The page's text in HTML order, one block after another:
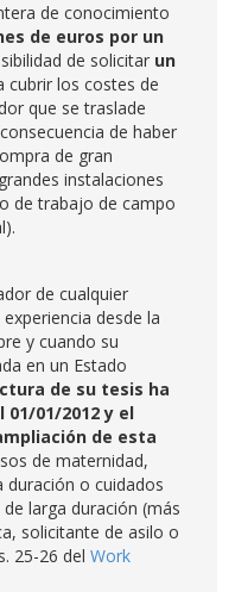
de conocimiento
de euros por un
de solicitar un
cubrir los costes de
que se traslade
de haber
de gran
instalaciones
de trabajo de campo
de cualquier
desde la
y cuando su
en un Estado
de su tesis ha
01/2012 y el
de esta
de maternidad,
duración o cuidados
larga duración (más
solicitante de asilo o
25-26 del Work